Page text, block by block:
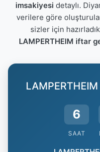
imsakiyesi detaylı.
verilere göre
sizler için
LAMPERTHEIM iftar
6
SAAT